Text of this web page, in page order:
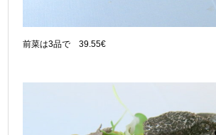
前菜は3品で 39.55€